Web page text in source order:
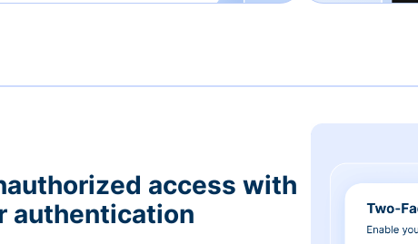
access with
authentication